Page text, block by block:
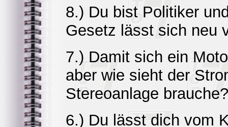
8.) Du bist Politiker
Gesetz lässt sich neu
7.) Damit sich ein
aber wie sieht der
Stereoanlage brauche?
6.) Du lässt dich vom